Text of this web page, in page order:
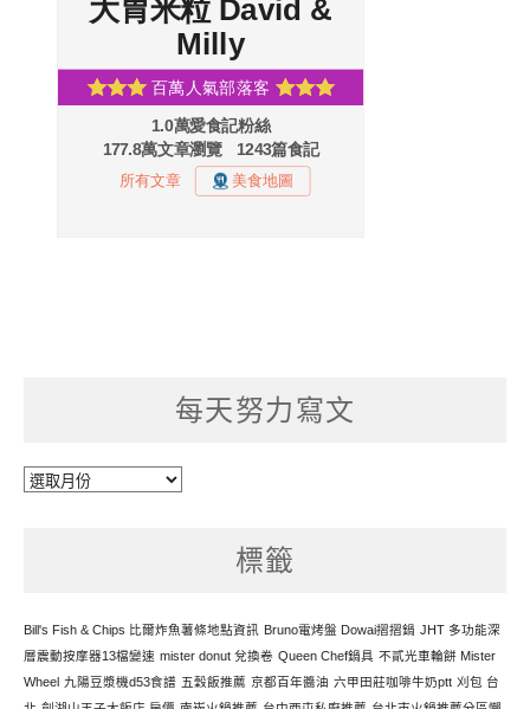
每天努力寫文
每
標籤
Bill's Fish & Chips 比爾炸魚薯條地點資訊 Bruno電烤盤 Dowai摺摺鍋 JHT 多功能深
層震動按摩器13檔變速 mister donut 兌換卷 Queen Chef鍋具 不貳光車輪餅 Mister
Wheel 九陽豆漿機d53食譜 五穀飯推薦 京都百年醬油 六甲田莊咖啡牛奶ptt 刈包 台